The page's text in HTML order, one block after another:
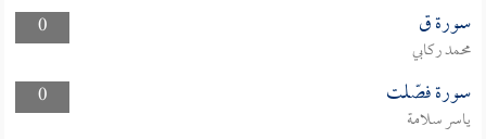
0
سورة ق
محمد ركابي
0
سورة فصّلت
ياسر سلامة